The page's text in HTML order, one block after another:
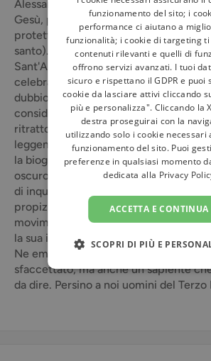
Alessandro Severo un dio. Per i
Gesù, per i cristiani un Anticristo
protettore di Costantinopoli e c'è chi
santo). Flaubert ne fa un protagonista
Sant'Antonio, Kavafis gli dedica varie
celebra nei Cantos. Ma alcuni
dubbio persino l'esistenza. E qualche
considerarlo un extraterrestre.
ritratto di Apollonio al di là dei
leggende generatesi nei secoli sul
la biografia scritta da Filostrato e
oscuro e irrazionale del mondo
di inquadrare il personaggio nella sua
propizia alla fioritura di maghi e
movimento neopitagorico, prima di
la sua immagine presso i posteri,
Ne emerge un personaggio certo
sfaccettato, ma anche un sapiente
da dire. Persino a noi uomini del Terzo
funzionamento del sito; i
performance ci aiutano a
funzionalità; i cookie di targeting
contenuti rilevanti e quelli di
offrono servizi avanzati. I tuoi
sicuro e rispettano il GDPR e puoi
cookie da lasciare attivi cliccando
più e personalizza". Cliccando la
destra proseguirai con la
utilizzando solo i cookie necessari
funzionamento del sito. Puoi
preferenze in qualsiasi momento
dedicata alla Privacy
ACCETTA E CONTINUA
SCOPRI DI PIÙ E